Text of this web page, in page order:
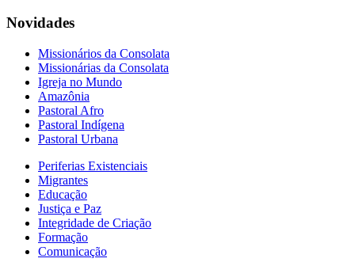
Novidades
Missionários da Consolata
Missionárias da Consolata
Igreja no Mundo
Amazônia
Pastoral Afro
Pastoral Indígena
Pastoral Urbana
Periferias Existenciais
Migrantes
Educação
Justiça e Paz
Integridade de Criação
Formação
Comunicação